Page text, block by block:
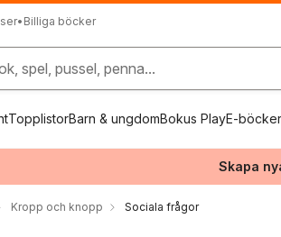
• Billiga böcker
spel, pussel, penna...
TopplistorBarn & ungdomBokus PlayE-böcker
Skapa
Kropp och knopp Sociala frågor